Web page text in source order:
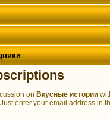
on Вкусные истории
enter your email address in